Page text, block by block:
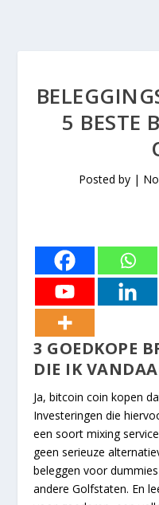
5 BESTE
Posted by |
3 GOEDKOPE
DIE IK
Ja, bitcoin coin kopen
Investeringen die
een soort mixing
geen serieuze
beleggen voor
andere Golfstaten. En